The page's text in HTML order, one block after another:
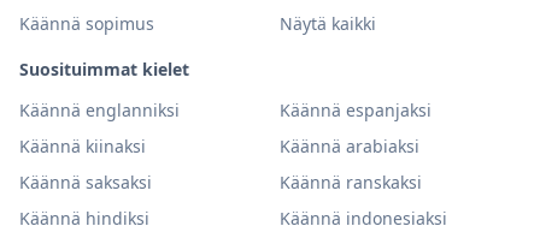
Käännä sopimus
Näytä kaikki
Suosituimmat kielet
Käännä englanniksi
Käännä espanjaksi
Käännä kiinaksi
Käännä arabiaksi
Käännä saksaksi
Käännä ranskaksi
Käännä hindiksi
Käännä indonesiaksi